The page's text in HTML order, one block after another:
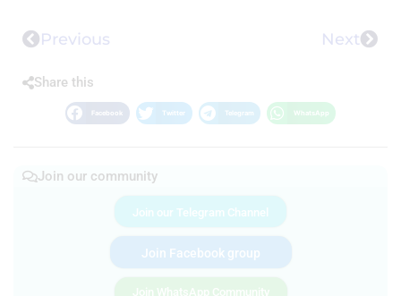
Previous Next
Share this
Facebook Twitter Telegram WhatsApp
Join our community
Join our Telegram Channel
Join Facebook group
Join WhatsApp Community